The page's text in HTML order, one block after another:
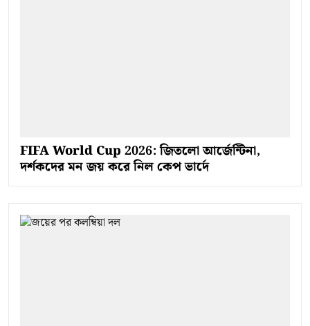
FIFA World Cup 2026: জিতলো আর্জেন্টিনা,
দর্শকদের মন জয় করে নিল কেপ ভার্দে